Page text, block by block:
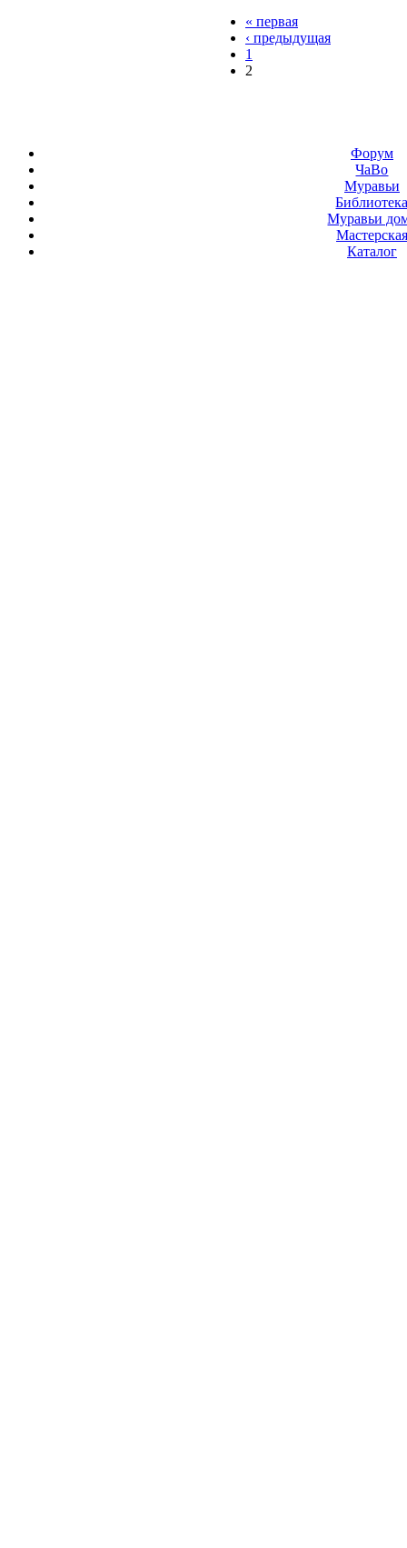
« первая
‹ предыдущая
1
2
Форум
ЧаВо
Муравьи
Муравьи
Мастерская
Каталог